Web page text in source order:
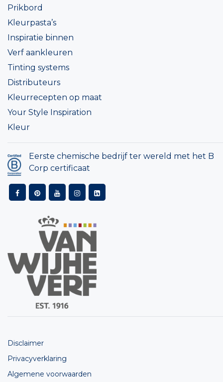
Prikbord
Kleurpasta’s
Inspiratie binnen
Verf aankleuren
Tinting systems
Distributeurs
Kleurrecepten op maat
Your Style Inspiration
Kleur
Eerste chemische bedrijf ter wereld met het B
Corp certificaat
Disclaimer
Privacyverklaring
Algemene voorwaarden